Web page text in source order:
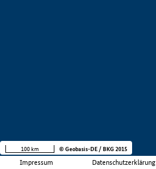
Impressum Datenschutzerklärung
100 km © Geobasis-DE / BKG 2015